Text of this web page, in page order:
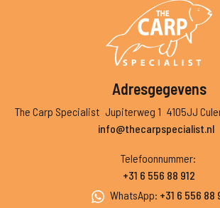
Adresgegevens
The Carp Specialist Jupiterweg 1 4105JJ
info@thecarpspecialist.nl
Telefoonnummer:
+31 6 556 88 912
WhatsApp: +31 6 556 88